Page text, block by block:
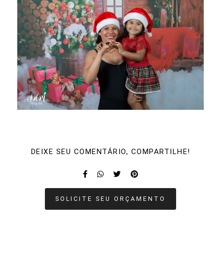
DEIXE SEU COMENTÁRIO, COMPARTILHE!
SOLICITE SEU ORÇAMENTO